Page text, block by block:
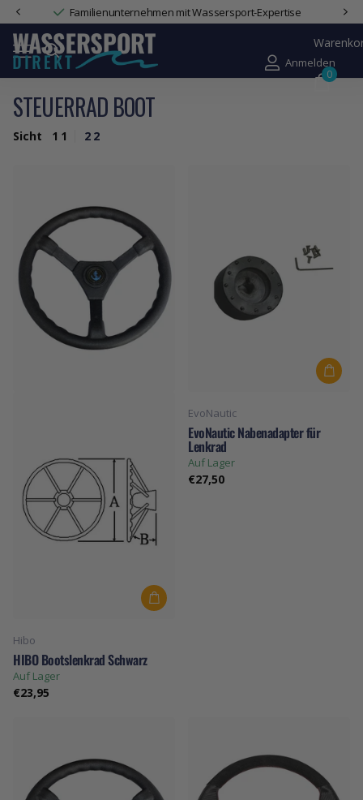
Familienunternehmen mit Wassersport-Expertise
Anmelden
0
STEUERRAD BOOT
Sicht 1 1 2 2
Hibo
HIBO Bootslenkrad Schwarz
Auf Lager
€23,95
EvoNautic
EvoNautic Nabenadapter für
Lenkrad
Auf Lager
€27,50